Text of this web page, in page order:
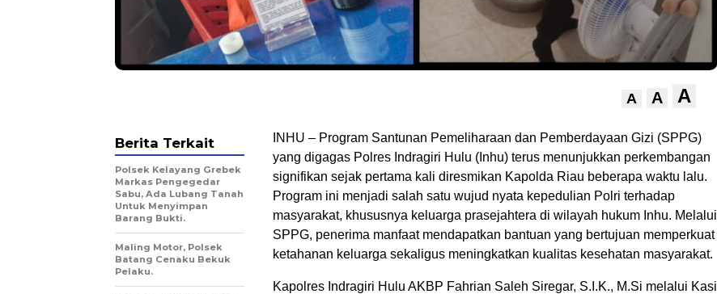
A A A
INHU – Program Santunan Pemeliharaan dan Pemberdayaan Gizi (SPPG)
yang digagas Polres Indragiri Hulu (Inhu) terus menunjukkan perkembangan
signifikan sejak pertama kali diresmikan Kapolda Riau beberapa waktu lalu.
Program ini menjadi salah satu wujud nyata kepedulian Polri terhadap
masyarakat, khususnya keluarga prasejahtera di wilayah hukum Inhu. Melalui
SPPG, penerima manfaat mendapatkan bantuan yang bertujuan memperkuat
ketahanan keluarga sekaligus meningkatkan kualitas kesehatan masyarakat.
Kapolres Indragiri Hulu AKBP Fahrian Saleh Siregar, S.I.K., M.Si melalui Kasi
Berita Terkait
Polsek Kelayang Grebek
Markas Pengegedar
Sabu, Ada Lubang Tanah
Untuk Menyimpan
Barang Bukti.
Maling Motor, Polsek
Batang Cenaku Bekuk
Pelaku.